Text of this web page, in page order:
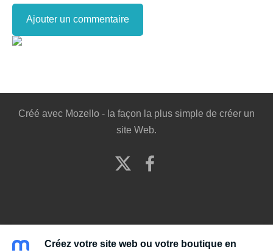
Créé avec Mozello - la façon la plus simple de créer un
site Web.
Créez votre site web ou votre boutique en